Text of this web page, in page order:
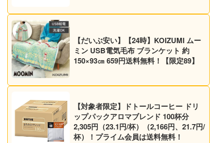
【だいぶ安い】【24時】KOIZUMI ムー
ミン USB電気毛布 ブランケット 約
150×93㎝ 659円送料無料！【限定89】
【対象者限定】ドトールコーヒー ドリ
ップパックアロマブレンド 100杯分
2,305円（23.1円/杯）（2,166円、21.7円/
杯）！プライム会員は送料無料！